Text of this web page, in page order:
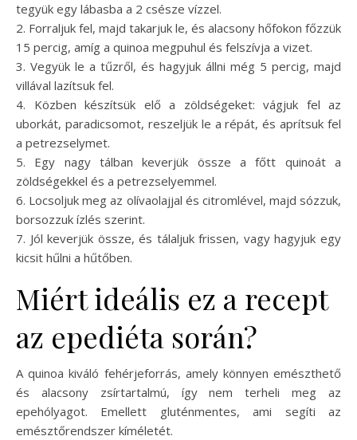
tegyük egy lábasba a 2 csésze vízzel.
2. Forraljuk fel, majd takarjuk le, és alacsony hőfokon főzzük
15 percig, amíg a quinoa megpuhul és felszívja a vizet.
3. Vegyük le a tűzről, és hagyjuk állni még 5 percig, majd
villával lazítsuk fel.
4. Közben készítsük elő a zöldségeket: vágjuk fel az
uborkát, paradicsomot, reszeljük le a répát, és aprítsuk fel
a petrezselymet.
5. Egy nagy tálban keverjük össze a főtt quinoát a
zöldségekkel és a petrezselyemmel.
6. Locsoljuk meg az olívaolajjal és citromlével, majd sózzuk,
borsozzuk ízlés szerint.
7. Jól keverjük össze, és tálaljuk frissen, vagy hagyjuk egy
kicsit hűlni a hűtőben.
Miért ideális ez a recept
az epediéta során?
A quinoa kiváló fehérjeforrás, amely könnyen emészthető
és alacsony zsírtartalmú, így nem terheli meg az
epehólyagot. Emellett gluténmentes, ami segíti az
emésztőrendszer kíméletét.